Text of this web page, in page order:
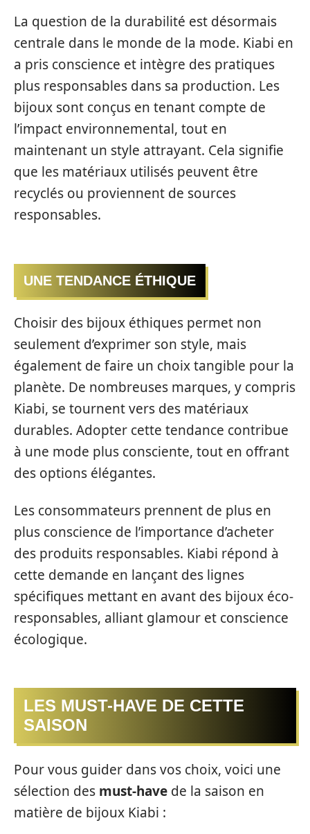
La question de la durabilité est désormais
centrale dans le monde de la mode. Kiabi en
a pris conscience et intègre des pratiques
plus responsables dans sa production. Les
bijoux sont conçus en tenant compte de
l’impact environnemental, tout en
maintenant un style attrayant. Cela signifie
que les matériaux utilisés peuvent être
recyclés ou proviennent de sources
responsables.
UNE TENDANCE ÉTHIQUE
Choisir des bijoux éthiques permet non
seulement d’exprimer son style, mais
également de faire un choix tangible pour la
planète. De nombreuses marques, y compris
Kiabi, se tournent vers des matériaux
durables. Adopter cette tendance contribue
à une mode plus consciente, tout en offrant
des options élégantes.
Les consommateurs prennent de plus en
plus conscience de l’importance d’acheter
des produits responsables. Kiabi répond à
cette demande en lançant des lignes
spécifiques mettant en avant des bijoux éco-
responsables, alliant glamour et conscience
écologique.
LES MUST-HAVE DE CETTE
SAISON
Pour vous guider dans vos choix, voici une
sélection des must-have de la saison en
matière de bijoux Kiabi :